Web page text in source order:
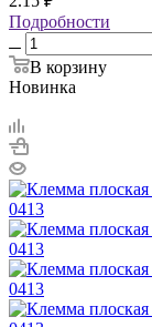
Подробности
В корзину
Новинка